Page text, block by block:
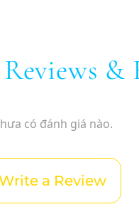
&
có đánh giá nào.
a Review